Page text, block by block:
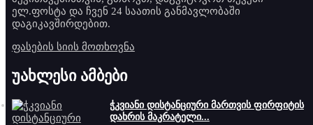
ელ.ფოსტა და ჩვენ 24 საათის განმავლობაში
დაგიკავშირდებით.
ფასების სიის მოთხოვნა
უახლესი ამბები
ჭკვიანი დისტანციური მართვის ფირფიტის
დახრის მაკრატელი...